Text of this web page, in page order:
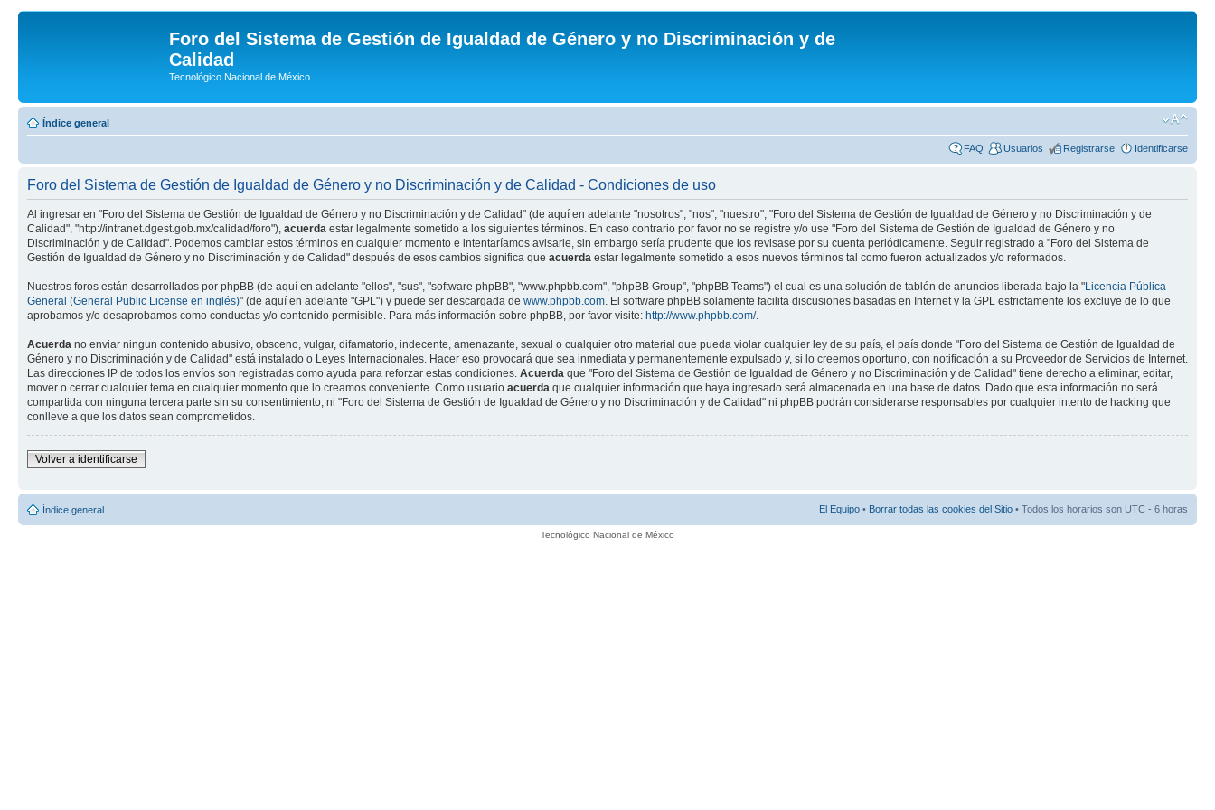
Foro del Sistema de Gestión de Igualdad de Género y no Discriminación y de
Calidad
Tecnológico Nacional de México
Índice general
FAQ Usuarios Registrarse Identificarse
Foro del Sistema de Gestión de Igualdad de Género y no Discriminación y de Calidad - Condiciones de uso
Al ingresar en "Foro del Sistema de Gestión de Igualdad de Género y no Discriminación y de Calidad" (de aquí en adelante "nosotros", "nos", "nuestro", "Foro del Sistema de Gestión de Igualdad de Género y no Discriminación y de
Calidad", "http://intranet.dgest.gob.mx/calidad/foro"), acuerda estar legalmente sometido a los siguientes términos. En caso contrario por favor no se registre y/o use "Foro del Sistema de Gestión de Igualdad de Género y no
Discriminación y de Calidad". Podemos cambiar estos términos en cualquier momento e intentaríamos avisarle, sin embargo sería prudente que los revisase por su cuenta periódicamente. Seguir registrado a "Foro del Sistema de
Gestión de Igualdad de Género y no Discriminación y de Calidad" después de esos cambios significa que acuerda estar legalmente sometido a esos nuevos términos tal como fueron actualizados y/o reformados.
Nuestros foros están desarrollados por phpBB (de aquí en adelante "ellos", "sus", "software phpBB", "www.phpbb.com", "phpBB Group", "phpBB Teams") el cual es una solución de tablón de anuncios liberada bajo la "Licencia Pública
General (General Public License en inglés)" (de aquí en adelante "GPL") y puede ser descargada de www.phpbb.com . El software phpBB solamente facilita discusiones basadas en Internet y la GPL estrictamente los excluye de lo que
aprobamos y/o desaprobamos como conductas y/o contenido permisible. Para más información sobre phpBB, por favor visite: http://www.phpbb.com/.
Acuerda no enviar ningun contenido abusivo, obsceno, vulgar, difamatorio, indecente, amenazante, sexual o cualquier otro material que pueda violar cualquier ley de su país, el país donde "Foro del Sistema de Gestión de Igualdad de
Género y no Discriminación y de Calidad" está instalado o Leyes Internacionales. Hacer eso provocará que sea inmediata y permanentemente expulsado y, si lo creemos oportuno, con notificación a su Proveedor de Servicios de Internet.
Las direcciones IP de todos los envíos son registradas como ayuda para reforzar estas condiciones. Acuerda que "Foro del Sistema de Gestión de Igualdad de Género y no Discriminación y de Calidad" tiene derecho a eliminar, editar,
mover o cerrar cualquier tema en cualquier momento que lo creamos conveniente. Como usuario acuerda que cualquier información que haya ingresado será almacenada en una base de datos. Dado que esta información no será
compartida con ninguna tercera parte sin su consentimiento, ni "Foro del Sistema de Gestión de Igualdad de Género y no Discriminación y de Calidad" ni phpBB podrán considerarse responsables por cualquier intento de hacking que
conlleve a que los datos sean comprometidos.
Volver a identificarse
Índice general El Equipo • Borrar todas las cookies del Sitio • Todos los horarios son UTC - 6 horas
Tecnológico Nacional de México